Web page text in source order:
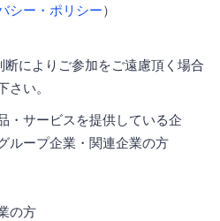
シー・ポリシー）
によりご参加をご遠慮頂く場合
い。
・サービスを提供している企
ループ企業・関連企業の方
の方